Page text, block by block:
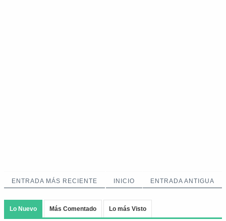
ENTRADA MÁS RECIENTE ENTRADA ANTIGUA
INICIO
Lo Nuevo Más Comentado Lo más Visto